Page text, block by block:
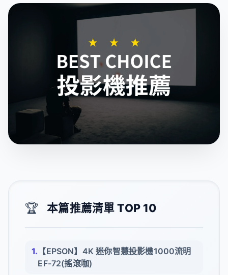
🏆 本篇推薦清單 TOP 10
【EPSON】4K 迷你智慧投影機1000流明
EF-72(搖滾咖)